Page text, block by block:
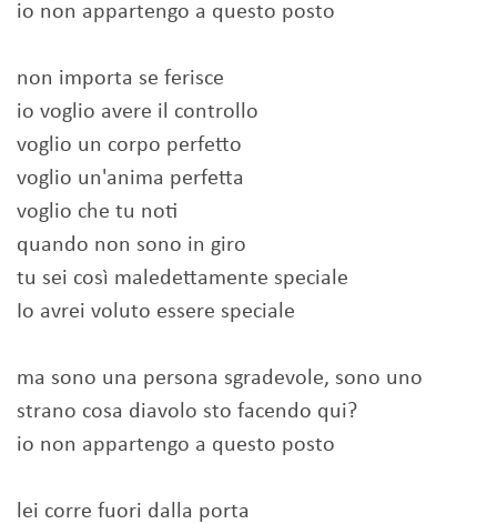
io non appartengo a questo posto
non importa se ferisce
io voglio avere il controllo
voglio un corpo perfetto
voglio un'anima perfetta
voglio che tu noti
quando non sono in giro
tu sei così maledettamente speciale
Io avrei voluto essere speciale
ma sono una persona sgradevole, sono uno
strano cosa diavolo sto facendo qui?
io non appartengo a questo posto
lei corre fuori dalla porta